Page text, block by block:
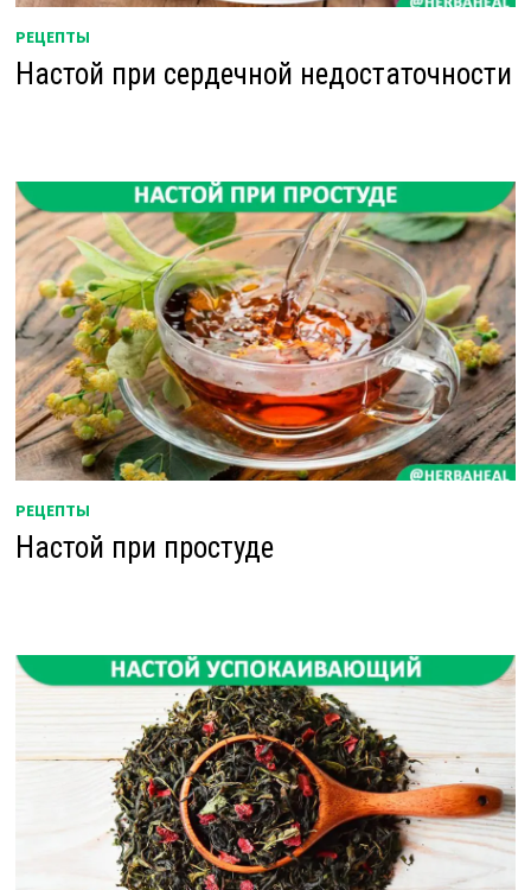
РЕЦЕПТЫ
Настой при сердечной недостаточности
РЕЦЕПТЫ
Настой при простуде